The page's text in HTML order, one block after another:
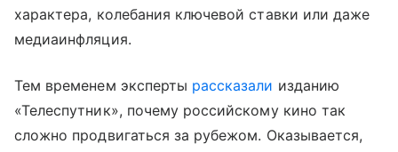
характера, колебания ключевой ставки или даже
медиаинфляция.
Тем временем эксперты рассказали изданию
«Телеспутник», почему российскому кино так
сложно продвигаться за рубежом. Оказывается,